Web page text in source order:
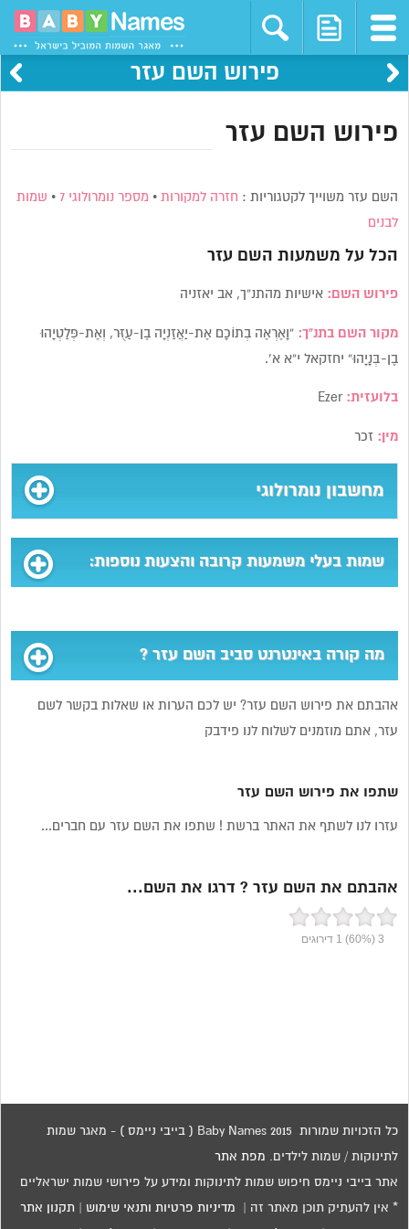
פירוש השם עזר
פירוש השם עזר
השם עזר משוייך לקטגוריות : חזרה למקורות • מספר נומרולוגי 7 • שמות
לבנים
הכל על משמעות השם עזר
פירוש השם: אישיות מהתנ”ך, אב יאזניה
מקור השם בתנ”ך:“וָאֶרְאֶה בְתוֹכָם אֶת-יַאֲזַנְיָה בֶן-עַזֻּר, וְאֶת-פְּלַטְיָהוּ
בֶן-בְּנָיָהוּ” יחזקאל י”א א’.
בלועזית: Ezer
מין: זכר
מחשבון נומרולוגי
שמות בעלי משמעות קרובה והצעות נוספות:
מה קורה באינטרנט סביב השם עזר ?
אהבתם את פירוש השם עזר? יש לכם הערות או שאלות בקשר לשם
עזר, אתם מוזמנים לשלוח לנו פידבק
שתפו את פירוש השם עזר
עזרו לנו לשתף את האתר ברשת ! שתפו את השם עזר עם חברים...
אהבתם את השם עזר ? דרגו את השם...
3
(60%)
1 דירוגים
כל הזכויות שמורות 2015 Baby Names ( בייבי ניימס ) - מאגר שמות
לתינוקות / שמות לילדים. מפת אתר
אתר בייבי ניימס חיפוש שמות לתינוקות ומידע על פירושי שמות ישראליים
* אין להעתיק תוכן מאתר זה | מדיניות פרטיות ותנאי שימוש תקנון אתר